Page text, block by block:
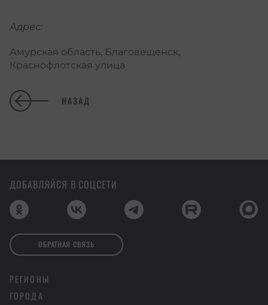
Адрес:
Амурская область, Благовещенск,
Краснофлотская улица
НАЗАД
РЕГИОНЫ
ГОРОДА
ДОБАВЛЯЙСЯ В СОЦСЕТИ
ОБРАТНАЯ СВЯЗЬ